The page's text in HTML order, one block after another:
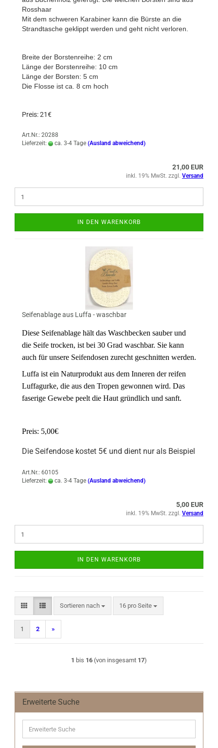
Rosshaar
Mit dem schweren Karabiner kann die Bürste an die
Strandtasche geklippt werden und geht nicht verloren.
Breite der Borstenreihe: 2 cm
Länge der Borstenreihe: 10 cm
Länge der Borsten: 5 cm
Die Flosse ist ca. 8 cm hoch
Preis: 21€
Art.Nr.: 20288
Lieferzeit:
ca. 3-4 Tage (Ausland abweichend)
21,00 EUR
inkl. 19% MwSt. zzgl. Versand
IN DEN WARENKORB
Seifenablage aus Luffa - waschbar
Diese Seifenablage hält das Waschbecken sauber und
die Seife trocken, ist bei 30 Grad waschbar. Sie kann
auch für unsere Seifendosen zurecht geschnitten werden.
Luffa ist ein Naturprodukt aus dem Inneren der reifen
Luffagurke, die aus den Tropen gewonnen wird. Das
faserige Gewebe peelt die Haut gründlich und sanft.
Preis: 5,00€
Die Seifendose kostet 5€ und dient nur als Beispiel
Art.Nr.: 60105
Lieferzeit:
ca. 3-4 Tage (Ausland abweichend)
5,00 EUR
inkl. 19% MwSt. zzgl. Versand
IN DEN WARENKORB
Sortieren nach
Sortieren nach 16 pro Seite
pro Seite
1 2 »
1 bis 16 (von insgesamt 17)
Erweiterte Suche
Suche